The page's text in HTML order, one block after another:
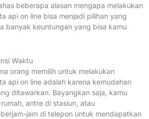
beberapa alasan mengapa melakukan
api on line bisa menjadi pilihan yang
banyak keuntungan yang bisa kamu
Waktu
orang memilih untuk melakukan
api on line adalah karena kemudahan
ditawarkan. Bayangkan saja, kamu
antre di stasiun, atau
jam di telepon untuk mendapatkan